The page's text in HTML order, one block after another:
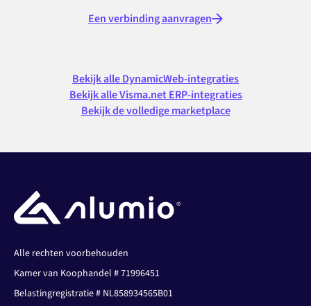
Een verbinding aanvragen
Bekijk alle DynamicWeb-integraties
Bekijk alle Visma.net ERP-integraties
Bekijk de volledige marketplace
Alle rechten voorbehouden
Kamer van Koophandel # 71996451
Belastingregistratie # NL858934565B01